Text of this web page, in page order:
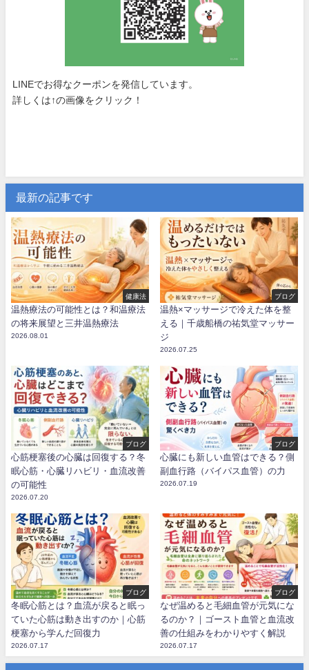
LINEでお得なクーポンを発信しています。
詳しくは↑の画像をクリック！
最新の記事です
健康法
温熱療法の可能性とは？和温療法
の将来展望と三井温熱療法
2026.08.01
ブログ
温熱×マッサージで冷えた体を整
える｜千歳船橋の祐気堂マッサー
ジ
2026.07.25
ブログ
心筋梗塞後の心臓は回復する？冬
眠心筋・心臓リハビリ・血流改善
の可能性
2026.07.20
ブログ
心臓にも新しい血管はできる？側
副血行路（バイパス血管）の力
2026.07.19
ブログ
冬眠心筋とは？血流が戻ると眠っ
ていた心筋は動き出すのか｜心筋
梗塞から学んだ回復力
2026.07.17
ブログ
なぜ温めると毛細血管が元気にな
るのか？｜ゴースト血管と血流改
善の仕組みをわかりやすく解説
2026.07.17